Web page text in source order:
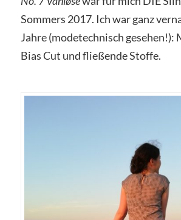
Sommers 2017. Ich war ganz
Jahre (modetechnisch gesehen!):
Bias Cut und fließende Stoffe.